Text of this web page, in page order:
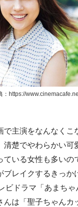
：https://
で主演をなんなくこ
清楚でやわらかい可
ている女性も多いの
レイクするきっか
ビドラマ「あまちゃ
んは「聖子ちゃんカ